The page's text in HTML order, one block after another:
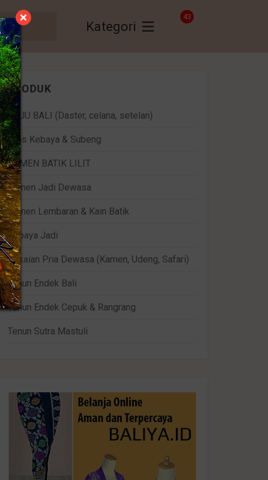
Kategori
43
PRODUK
BAJU BALI (Daster, celana, setelan)
Bros Kebaya & Subeng
KAMEN BATIK LILIT
Kamen Jadi Dewasa
Kamen Lembaran & Kain Batik
Kebaya Jadi
Pakaian Pria Dewasa (Kamen, Udeng, Safari)
Tenun Endek Bali
Tenun Endek Cepuk & Rangrang
Tenun Sutra Mastuli